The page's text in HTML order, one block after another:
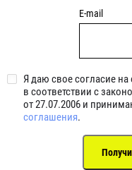
E-mail
Я даю свое согласие
в соответствии с
от 27.07.2006 и
соглашения.